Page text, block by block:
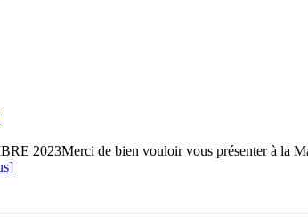
2023Merci de bien vouloir vous présenter à la